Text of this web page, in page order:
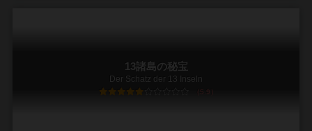
13諸島の秘宝
Der Schatz der 13 Inseln
5.9